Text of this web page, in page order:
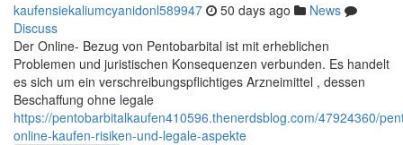
kaufensiekaliumcyanidonl589947 50 days ago
News
Discuss
Der Online- Bezug von Pentobarbital ist mit erheblichen
Problemen und juristischen Konsequenzen verbunden. Es handelt
es sich um ein verschreibungspflichtiges Arzneimittel , dessen
Beschaffung ohne legale
https://pentobarbitalkaufen410596.thenerdsblog.com/47924360/
online-kaufen-risiken-und-legale-aspekte